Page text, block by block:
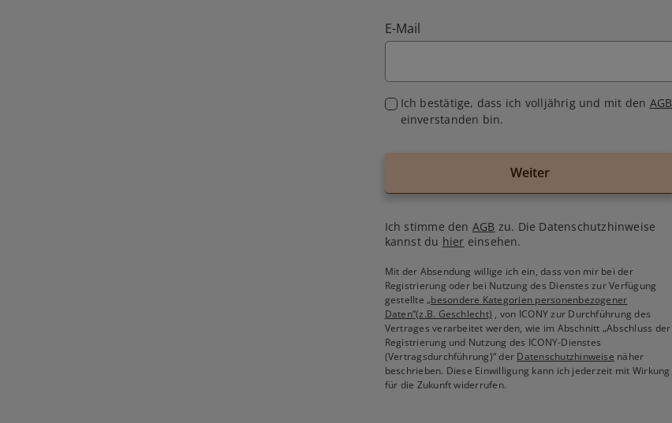
E-Mail
Ich bestätige, dass ich volljährig und mit den AGB
einverstanden bin.
Weiter
Ich stimme den AGB zu. Die Datenschutzhinweise
kannst du hier einsehen.
Mit der Absendung willige ich ein, dass von mir bei der
Registrierung oder bei Nutzung des Dienstes zur Verfügung
gestellte„besondere Kategorien personenbezogener
Daten“(z.B. Geschlecht) , von ICONY zur Durchführung des
Vertrages verarbeitet werden, wie im Abschnitt „Abschluss der
Registrierung und Nutzung des ICONY-Dienstes
(Vertragsdurchführung)“ der Datenschutzhinweise näher
beschrieben. Diese Einwilligung kann ich jederzeit mit Wirkung
für die Zukunft widerrufen.